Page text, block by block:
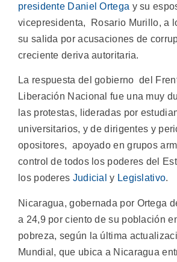
presidente Daniel Ortega y su
vicepresidenta, Rosario Murillo, a
su salida por acusaciones de
creciente deriva autoritaria.
La respuesta del gobierno del
Liberación Nacional fue una muy
las protestas, lideradas por
universitarios, y de dirigentes y
opositores, apoyado en grupos
control de todos los poderes del
los poderes Judicial y Legislativo.
Nicaragua, gobernada por Ortega
a 24,9 por ciento de su población
pobreza, según la última
Mundial, que ubica a Nicaragua